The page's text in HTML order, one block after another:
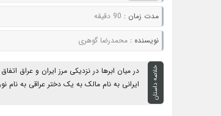
مدت زمان : 90 دقیقه
نويسنده :محمدرضا گوهری
خلاصه داستان
در میان ابرها در نزدیکی مرز ایران و عراق
ایرانی به نام مالک به یک دختر عراقی به نام